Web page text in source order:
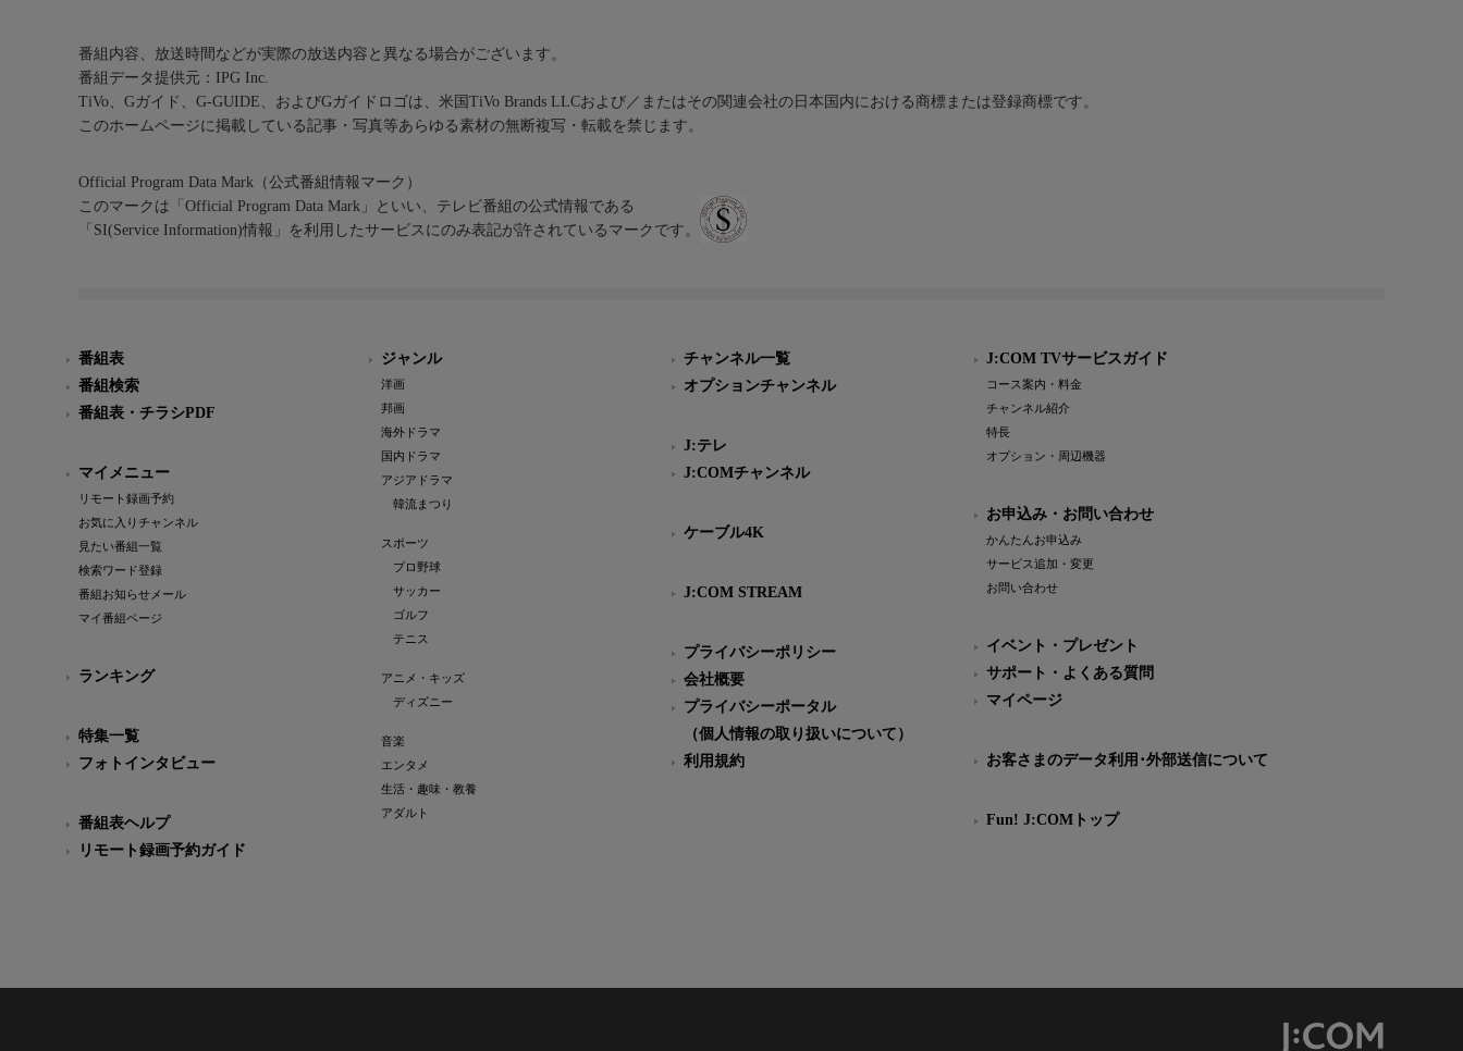
番組内容、放送時間などが実際の放送内容と異なる場合がございます。
番組データ提供元：IPG Inc.
TiVo、Gガイド、G-GUIDE、およびGガイドロゴは、米国TiVo Brands LLCおよび／またはその関連会社の日本国内における商標または登録商標です。
このホームページに掲載している記事・写真等あらゆる素材の無断複写・転載を禁じます。
Official Program Data Mark（公式番組情報マーク）
このマークは「Official Program Data Mark」といい、テレビ番組の公式情報である
「SI(Service Information)情報」を利用したサービスにのみ表記が許されているマークです。
番組表
番組検索
番組表・チラシPDF
マイメニュー
リモート録画予約
お気に入りチャンネル
見たい番組一覧
検索ワード登録
番組お知らせメール
マイ番組ページ
ランキング
特集一覧
フォトインタビュー
番組表ヘルプ
リモート録画予約ガイド
ジャンル
洋画
邦画
海外ドラマ
国内ドラマ
アジアドラマ
韓流まつり
スポーツ
プロ野球
サッカー
ゴルフ
テニス
アニメ・キッズ
ディズニー
音楽
エンタメ
生活・趣味・教養
アダルト
チャンネル一覧
オプションチャンネル
J:テレ
J:COMチャンネル
ケーブル4K
J:COM STREAM
プライバシーポリシー
会社概要
プライバシーポータル
（個人情報の取り扱いについて）
利用規約
J:COM TVサービスガイド
コース案内・料金
チャンネル紹介
特長
オプション・周辺機器
お申込み・お問い合わせ
かんたんお申込み
サービス追加・変更
お問い合わせ
イベント・プレゼント
サポート・よくある質問
マイページ
お客さまのデータ利用･外部送信について
Fun! J:COMトップ